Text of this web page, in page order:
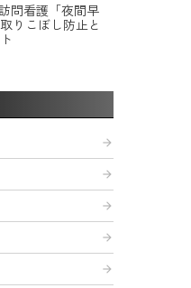
問看護「夜間早
りこぼし防止と
arrow_forward
arrow_forward
arrow_forward
arrow_forward
arrow_forward